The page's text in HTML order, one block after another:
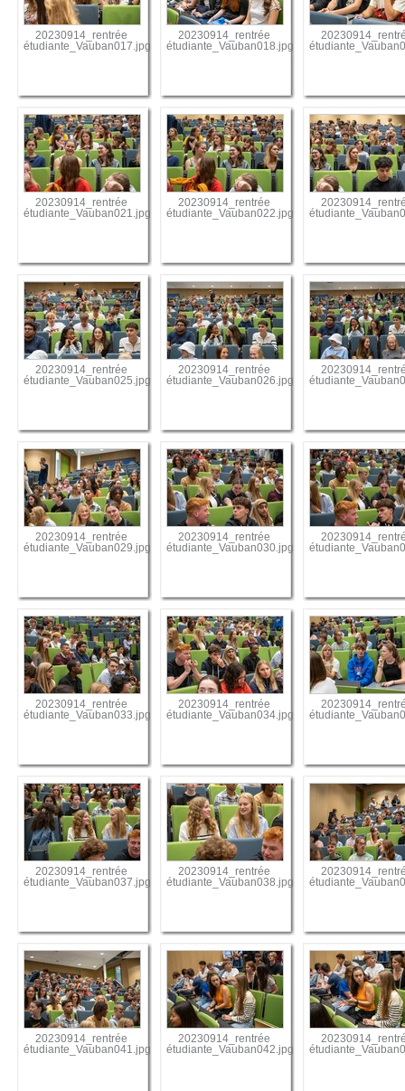
20230914_rentrée
étudiante_Vauban017.jpg
20230914_rentrée
étudiante_Vauban018.jpg
20230914_rentrée
étudiante_Vauban021.jpg
20230914_rentrée
étudiante_Vauban022.jpg
20230914_rentrée
étudiante_Vauban025.jpg
20230914_rentrée
étudiante_Vauban026.jpg
20230914_rentrée
étudiante_Vauban029.jpg
20230914_rentrée
étudiante_Vauban030.jpg
20230914_rentrée
étudiante_Vauban033.jpg
20230914_rentrée
étudiante_Vauban034.jpg
20230914_rentrée
étudiante_Vauban037.jpg
20230914_rentrée
étudiante_Vauban038.jpg
20230914_rentrée
étudiante_Vauban041.jpg
20230914_rentrée
étudiante_Vauban042.jpg